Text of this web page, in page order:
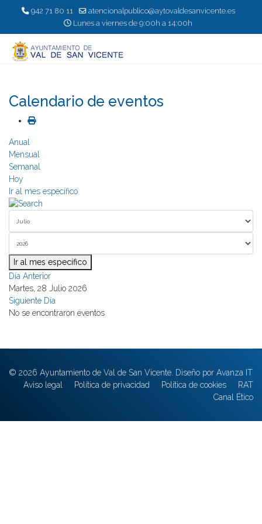
942 71 80 11
atencionalpublico@aytovaldesanvicente.es
Lunes a viernes de 9:00h a 14:00h
Calendario de eventos
Anual
Mensual
Semanal
Hoy
Ir al mes específico
Ir al mes específico
Día Anterior
Martes, 28 Julio 2026
Siguiente Día
No se encontraron eventos
© 2026 Ayuntamiento de Val de San Vicente. Diseño por Avanza IT
Aviso legal
Política de privacidad Política de cookies
RAT
Canal Ético